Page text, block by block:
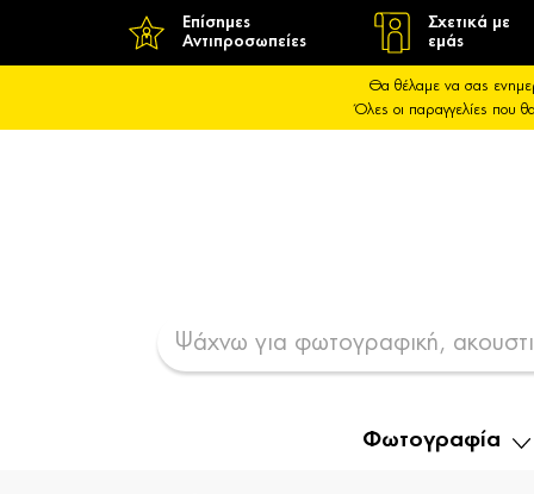
Επίσημες
Αντιπροσωπείες
Σχετικά με
εμάς
Θα θέλαμε να σας
Όλες οι παραγγελίες
Φωτογραφία